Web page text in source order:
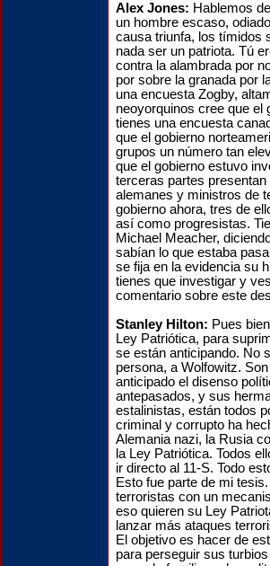
Alex Jones: Hablemos
un hombre escaso,
causa triunfa, los tímidos
nada ser un patriota. Tú
contra la alambrada por
por sobre la granada por
una encuesta Zogby,
neoyorquinos cree que el
tienes una encuesta
que el gobierno
grupos un número tan
que el gobierno estuvo
terceras partes
alemanes y ministros de
gobierno ahora, tres de
así como progresistas.
Michael Meacher,
sabían lo que estaba
se fija en la evidencia su
tienes que investigar y
comentario sobre este
Stanley Hilton: Pues
Ley Patriótica, para
se están anticipando. No
persona, a Wolfowitz.
anticipado el disenso
antepasados, y sus
estalinistas, están todos
criminal y corrupto ha
Alemania nazi, la Rusia
la Ley Patriótica. Todos
ir directo al 11-S. Todo
Esto fue parte de mi
terroristas con un
eso quieren su Ley
lanzar más ataques
El objetivo es hacer de
para perseguir sus